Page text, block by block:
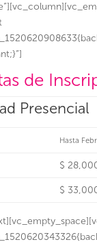
de
Presencial
Hasta
$
$